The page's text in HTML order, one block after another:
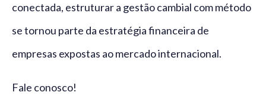
conectada, estruturar a gestão cambial com método
se tornou parte da estratégia financeira de
empresas expostas ao mercado internacional.
Fale conosco!